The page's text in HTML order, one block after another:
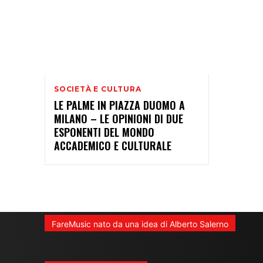
SOCIETÀ E CULTURA
LE PALME IN PIAZZA DUOMO A
MILANO – LE OPINIONI DI DUE
ESPONENTI DEL MONDO
ACCADEMICO E CULTURALE
FareMusic nato da una idea di Alberto Salerno